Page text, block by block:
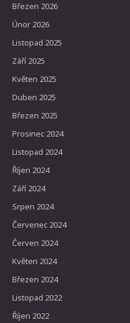
Březen 2026
Únor 2026
Listopad 2025
Září 2025
Květen 2025
Duben 2025
Březen 2025
Prosinec 2024
Listopad 2024
Říjen 2024
Září 2024
Srpen 2024
Červenec 2024
Červen 2024
Květen 2024
Březen 2024
Listopad 2022
Říjen 2022